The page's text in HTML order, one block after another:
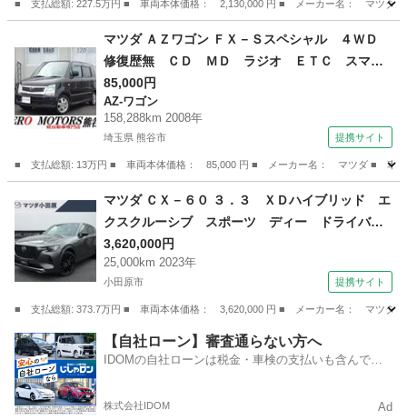
■ 支払総額: 227.5万円 ■ 車両本体価格： 2,130,000 円 ■ メーカー名： マツダ
CX-5
マツダ ＡＺワゴン ＦＸ－Ｓスペシャル ４ＷＤ
修復歴無 ＣＤ ＭＤ ラジオ ＥＴＣ スマー
トキー シートヒーター フルフラット ドアバ
イザー アルミホイール ベンチシート ライト
レベライザー （検9.2）
85,000円
AZ-ワゴン
158,288km 2008年
埼玉県 熊谷市 提携サイト
■ 支払総額: 13万円 ■ 車両本体価格： 85,000 円 ■ メーカー名： マツダ ■
AZ-ワゴン
マツダ ＣＸ－６０ ３．３ ＸＤハイブリッド エ
クスクルーシブ スポーツ ディー ドライバ
ー・パーソナライゼーション パワーバックゲー
ト ＬＥＤヘッドライト 黒革 ナビ＆ＴＶ 定
期点検記録簿 禁煙車 ＥＴＣ Ｐシート ベン
チレーション ２０ＡＷ 横滑り防止装置 ＢＯ
ＳＥサウンド （検8.9）
3,620,000円
25,000km 2023年
小田原市 提携サイト
■ 支払総額: 373.7万円 ■ 車両本体価格： 3,620,000 円 ■ メーカー名： マツ
神奈川 小田原市 マツダ
【自社ローン】審査通らない方へ
IDOMの自社ローンは税金・車検の支払いも含んでい
株式会社IDOM Ad